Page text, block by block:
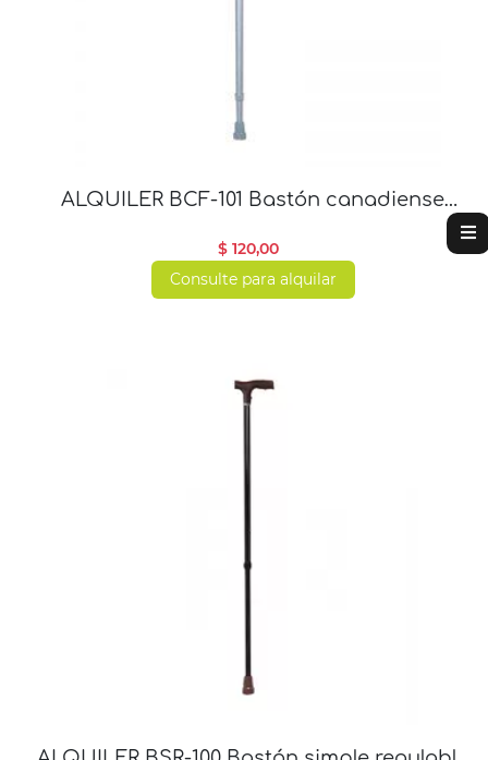
ALQUILER BCF-101 Bastón canadiense
$ 120,00
Consulte para alquilar